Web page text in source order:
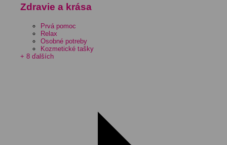
Zdravie a krása
Prvá pomoc
Relax
Osobné potreby
Kozmetické tašky
+ 8 ďalších